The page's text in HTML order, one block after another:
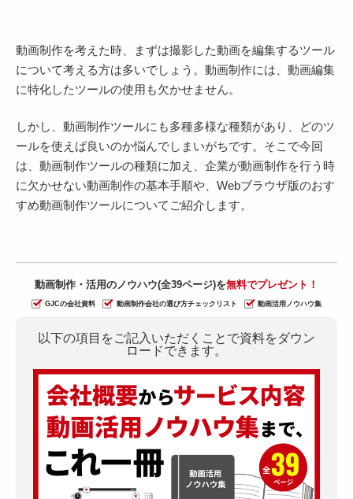
動画制作を考えた時、まずは撮影した動画を編集するツール
について考える方は多いでしょう。動画制作には、動画編集
に特化したツールの使用も欠かせません。
しかし、動画制作ツールにも多種多様な種類があり、どのツ
ールを使えば良いのか悩んでしまいがちです。そこで今回
は、動画制作ツールの種類に加え、企業が動画制作を行う時
に欠かせない動画制作の基本手順や、Webブラウザ版のおす
すめ動画制作ツールについてご紹介します。
動画制作・活用のノウハウ(全39ページ)を無料でプレゼント！
GJCの会社資料 動画制作会社の選び方チェックリスト 動画活用ノウハウ集
以下の項目をご記入いただくことで資料をダウン
ロードできます。